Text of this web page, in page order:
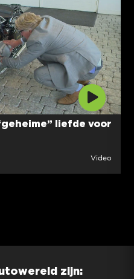
liefde voor
Video
zijn: